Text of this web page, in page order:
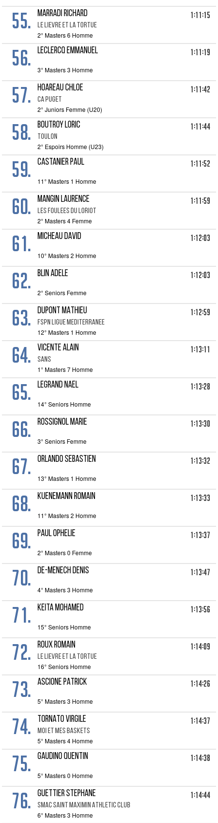
55. MARRADI RICHARD
LE LIEVRE ET LA TORTUE
1:11:15
2° Masters 6 Homme
56. LECLERCQ EMMANUEL 1:11:19
3° Masters 3 Homme
57. HOAREAU CHLOE
CA PUGET
1:11:42
2° Juniors Femme (U20)
58. BOUTROY LORIC
TOULON
1:11:44
2° Espoirs Homme (U23)
59. CASTANIER PAUL 1:11:52
11° Masters 1 Homme
60. MANGIN LAURENCE
LES FOULEES DU LORIOT
1:11:59
2° Masters 4 Femme
61. MICHEAU DAVID 1:12:03
10° Masters 2 Homme
62. BLIN ADELE 1:12:03
2° Seniors Femme
63. DUPONT MATHIEU
FSPN LIGUE MEDITERRANEE
1:12:59
12° Masters 1 Homme
64. VICENTE ALAIN
SANS
1:13:11
1° Masters 7 Homme
65. LEGRAND NAEL 1:13:28
14° Seniors Homme
66. ROSSIGNOL MARIE 1:13:30
3° Seniors Femme
67. ORLANDO SEBASTIEN 1:13:32
13° Masters 1 Homme
68. KUENEMANN ROMAIN 1:13:33
11° Masters 2 Homme
69. PAUL OPHELIE 1:13:37
2° Masters 0 Femme
70. DE-MENECH DENIS 1:13:47
4° Masters 3 Homme
71. KEITA MOHAMED 1:13:56
15° Seniors Homme
72. ROUX ROMAIN
LE LIEVRE ET LA TORTUE
1:14:09
16° Seniors Homme
73. ASCIONE PATRICK 1:14:26
5° Masters 3 Homme
74. TORNATO VIRGILE
MOI ET MES BASKETS
1:14:37
5° Masters 4 Homme
75. GAUDINO QUENTIN 1:14:38
5° Masters 0 Homme
76. GUETTIER STEPHANE
SMAC SAINT MAXIMIN ATHLETIC CLUB
1:14:44
6° Masters 3 Homme